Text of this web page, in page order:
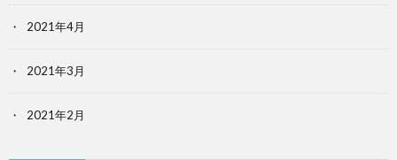
2021年4月
2021年3月
2021年2月